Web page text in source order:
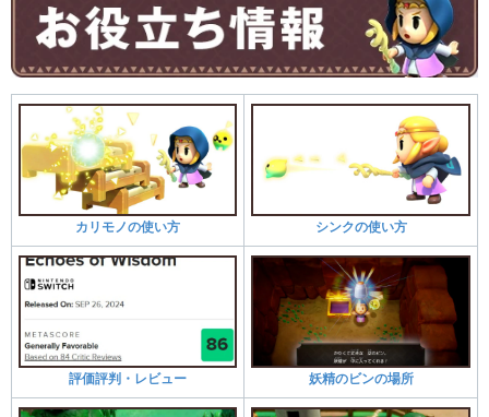
カリモノの使い方 シンクの使い方
評価評判・レビュー 妖精のビンの場所